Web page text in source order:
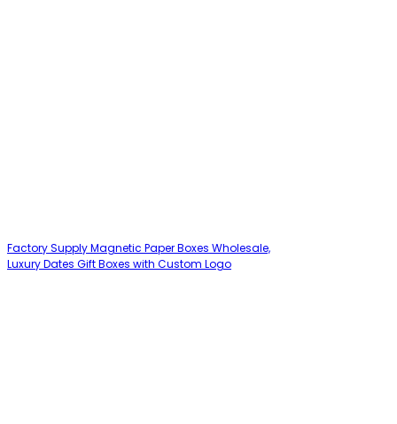
Factory Supply Magnetic Paper Boxes Wholesale,
Luxury Dates Gift Boxes with Custom Logo